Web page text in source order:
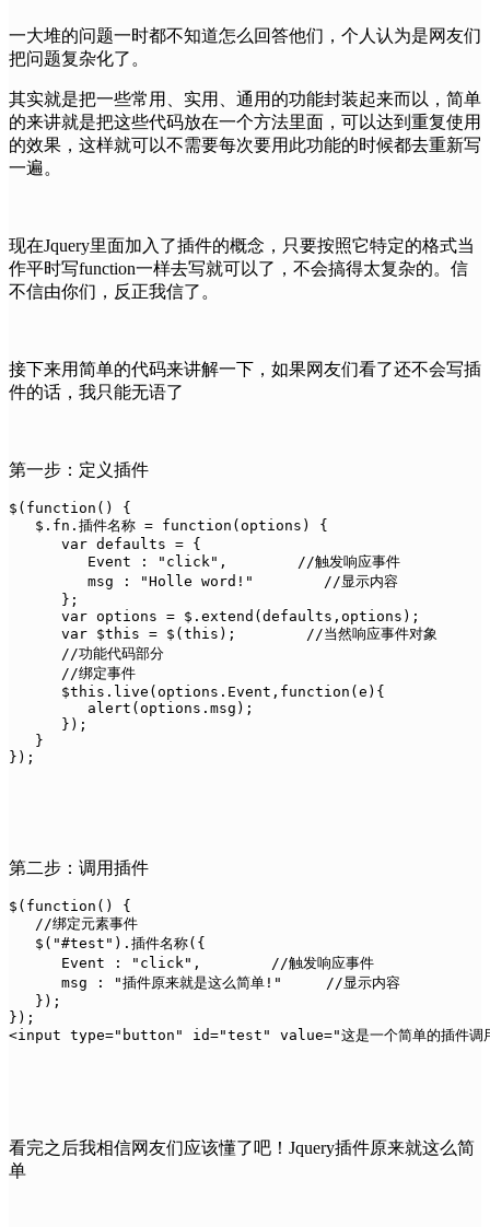
一大堆的问题一时都不知道怎么回答他们，个人认为是网友们
把问题复杂化了。
其实就是把一些常用、实用、通用的功能封装起来而以，简单
的来讲就是把这些代码放在一个方法里面，可以达到重复使用
的效果，这样就可以不需要每次要用此功能的时候都去重新写
一遍。
现在Jquery里面加入了插件的概念，只要按照它特定的格式当
作平时写function一样去写就可以了，不会搞得太复杂的。信
不信由你们，反正我信了。
接下来用简单的代码来讲解一下，如果网友们看了还不会写插
件的话，我只能无语了
第一步：定义插件
$(function() {
   $.fn.插件名称 = function(options) {
      var defaults = {
         Event : "click",        //触发响应事件
         msg : "Holle word!"        //显示内容
      };
      var options = $.extend(defaults,options);
      var $this = $(this);        //当然响应事件对象
      //功能代码部分
      //绑定事件
      $this.live(options.Event,function(e){
         alert(options.msg);
      });
   }
});
第二步：调用插件
$(function() {
   //绑定元素事件
   $("#test").插件名称({
      Event : "click",        //触发响应事件
      msg : "插件原来就是这么简单!"     //显示内容
   });
});
<input type="button" id="test" value="这是一个简单的插件
看完之后我相信网友们应该懂了吧！Jquery插件原来就这么简
单